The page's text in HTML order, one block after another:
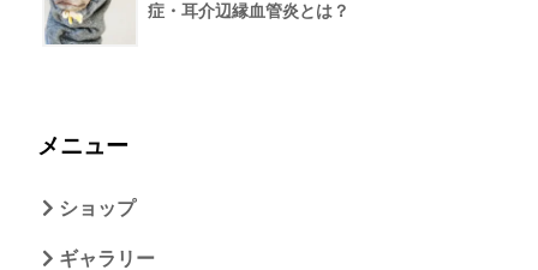
症・耳介辺縁血管炎とは？
メニュー
ショップ
ギャラリー